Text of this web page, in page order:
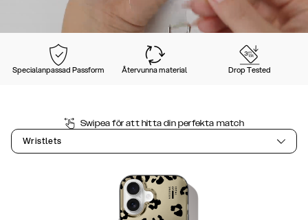
Specialanpassad Passform Återvunna material Drop Tested
Swipea för att hitta din perfekta match
Wristlets